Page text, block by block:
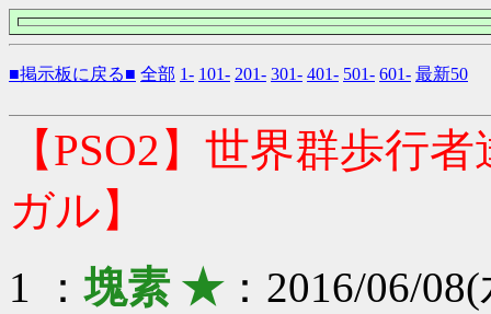
■掲示板に戻る■ 全部 1- 101- 201- 301- 401- 501- 601- 最新50
【PSO2】世界群歩行
ガル】
1 ：塊素 ★：2016/06/